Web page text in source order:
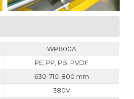
WP800A
PE, PP, PB. PVDF
630-710-800 mm
380V